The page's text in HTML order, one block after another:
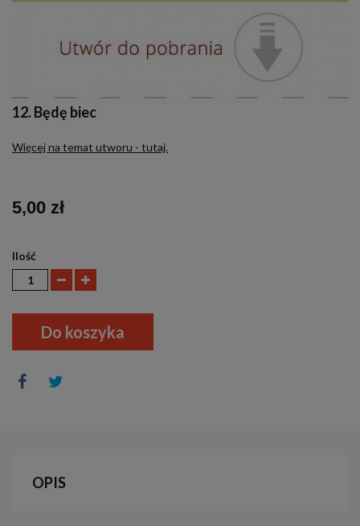
12. Będę biec
Więcej na temat utworu - tutaj.
5,00 zł
Ilość
Do koszyka
OPIS